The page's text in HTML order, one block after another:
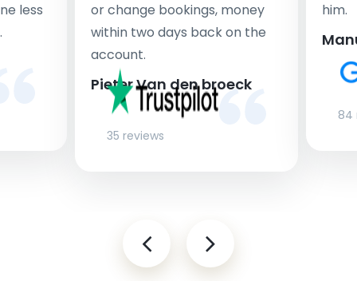
less
or change bookings, money
within two days back on the
account.
Pieter Van den broeck
35 reviews
him.
84